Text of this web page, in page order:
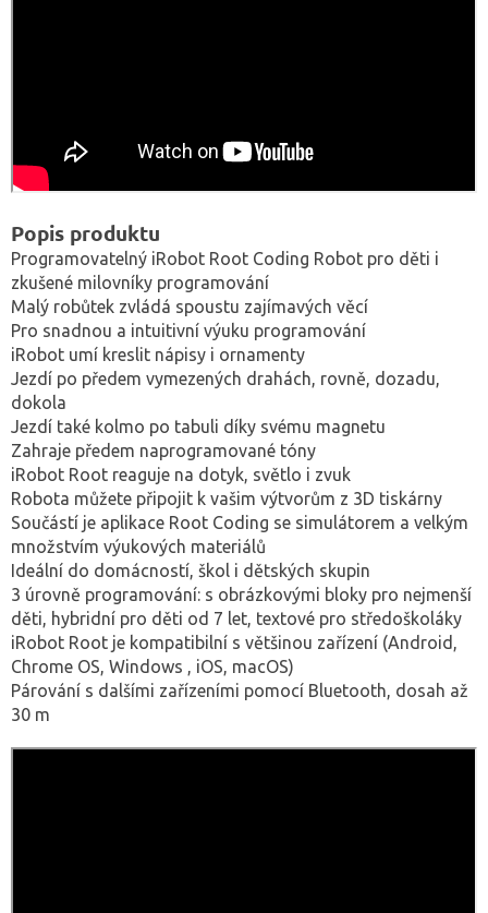
Popis produktu
Programovatelný iRobot Root Coding Robot pro děti i
zkušené milovníky programování
Malý robůtek zvládá spoustu zajímavých věcí
Pro snadnou a intuitivní výuku programování
iRobot umí kreslit nápisy i ornamenty
Jezdí po předem vymezených drahách, rovně, dozadu,
dokola
Jezdí také kolmo po tabuli díky svému magnetu
Zahraje předem naprogramované tóny
iRobot Root reaguje na dotyk, světlo i zvuk
Robota můžete připojit k vašim výtvorům z 3D tiskárny
Součástí je aplikace Root Coding se simulátorem a velkým
množstvím výukových materiálů
Ideální do domácností, škol i dětských skupin
3 úrovně programování: s obrázkovými bloky pro nejmenší
děti, hybridní pro děti od 7 let, textové pro středoškoláky
iRobot Root je kompatibilní s většinou zařízení (Android,
Chrome OS, Windows , iOS, macOS)
Párování s dalšími zařízeními pomocí Bluetooth, dosah až
30 m